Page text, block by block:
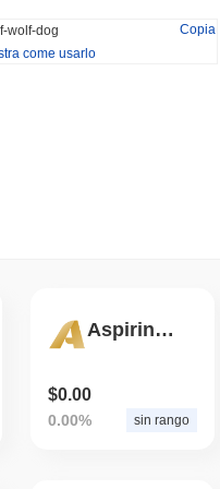
wolf-dog
Copia
come usarlo
Aspiring Miner
$0.00
0.00% sin rango